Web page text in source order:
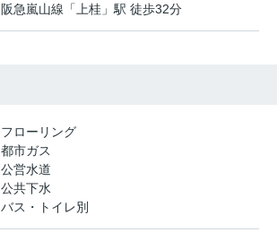
阪急嵐山線 「 上桂 」駅 徒歩32分
フローリング
都市ガス
公営水道
公共下水
バス・トイレ別